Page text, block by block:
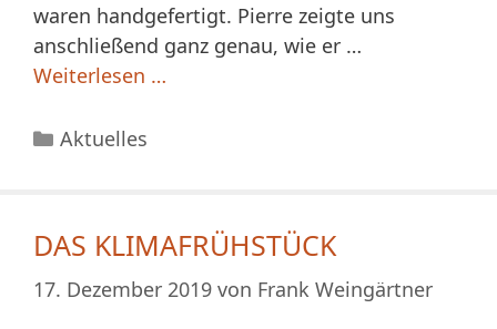
waren handgefertigt. Pierre zeigte uns
anschließend ganz genau, wie er …
Weiterlesen …
Kategorien
Aktuelles
DAS KLIMAFRÜHSTÜCK
17. Dezember 2019 von Frank Weingärtner